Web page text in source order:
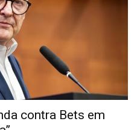
contra Bets em